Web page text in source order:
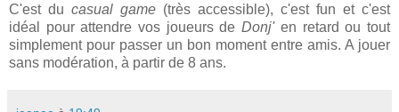
C'est du casual game (très accessible), c'est fun et c'est
idéal pour attendre vos joueurs deDonj'en retard ou tout
simplement pour passer un bon moment entre amis. A jouer
sans modération, à partir de 8 ans.